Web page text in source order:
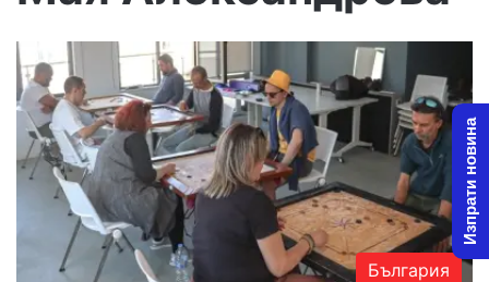
България
Изпрати новина